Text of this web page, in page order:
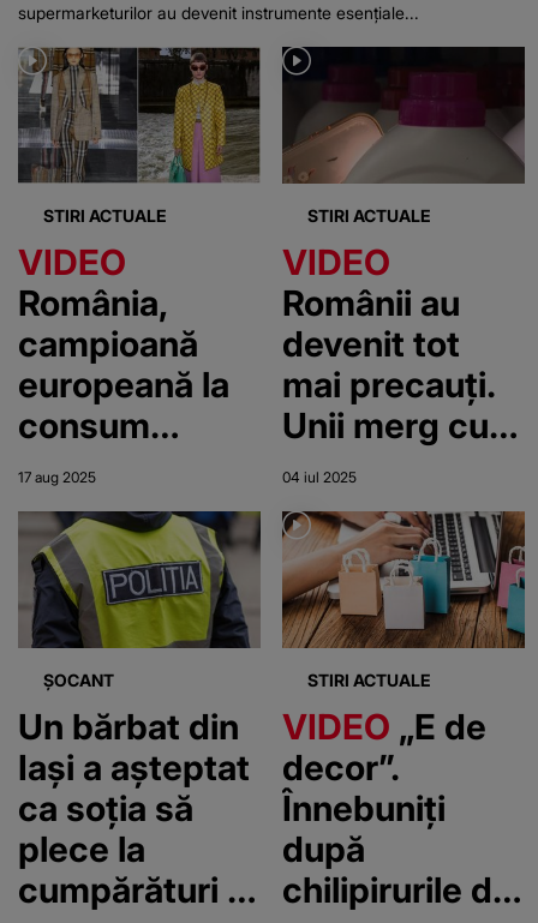
supermarketurilor au devenit instrumente esențiale...
STIRI ACTUALE
VIDEO
România,
campioană
europeană la
consum
ostentativ:
luxul afișat
devine noua
normă
17 aug 2025
STIRI ACTUALE
VIDEO
Românii au
devenit tot
mai precauți.
Unii merg cu
lanterna la
cumpărături
04 iul 2025
ȘOCANT
Un bărbat din
Iași a așteptat
ca soția să
plece la
cumpărături și
STIRI ACTUALE
VIDEO „E de
decor”.
Înnebuniți
după
chilipirurile din